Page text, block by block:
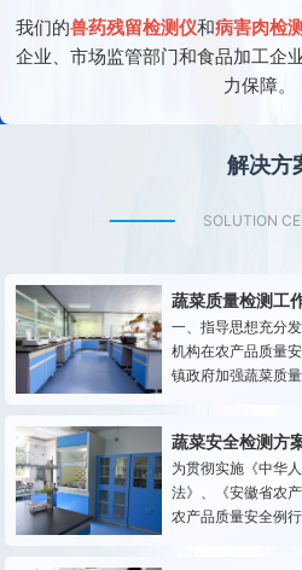
我们的兽药残留检测仪和病害肉检
企业、市场监管部门和食品加工企
力保障。
解决方
SOLUTION
蔬菜质量检测工
一、指导思想充分
机构在农产品质量
镇政府加强蔬菜质
常规和速测检测相
质量安全水平，增
场准入要求。二、
蔬菜安全检测方
为贯彻实施《中华
法》、《安徽省农
农产品质量安全例
质量安全水平，特